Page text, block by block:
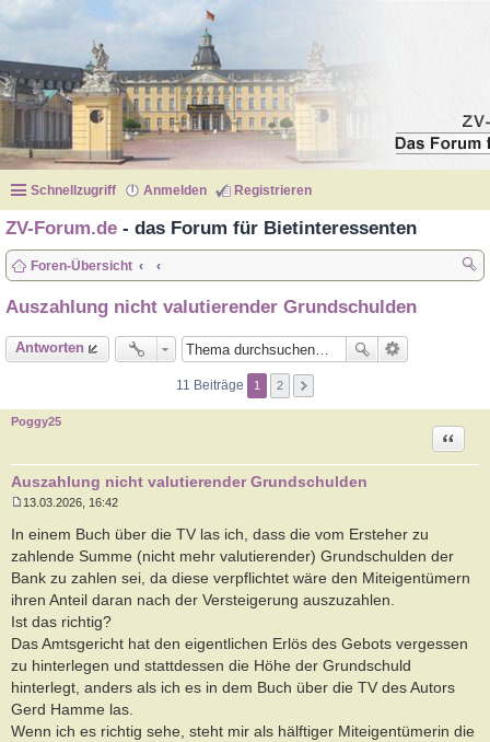
Schnellzugriff Anmelden Registrieren
ZV-Forum.de - das Forum für Bietinteressenten
Foren-Übersicht
Auszahlung nicht valutierender Grundschulden
Antworten
11 Beiträge 1 2
Poggy25
Auszahlung nicht valutierender Grundschulden
Zitat
t
a
g
13.03.2026, 16:42
In einem Buch über die TV las ich, dass die vom Ersteher zu
zahlende Summe (nicht mehr valutierender) Grundschulden der
Bank zu zahlen sei, da diese verpflichtet wäre den Miteigentümern
ihren Anteil daran nach der Versteigerung auszuzahlen.
Ist das richtig?
Das Amtsgericht hat den eigentlichen Erlös des Gebots vergessen
zu hinterlegen und stattdessen die Höhe der Grundschuld
hinterlegt, anders als ich es in dem Buch über die TV des Autors
Gerd Hamme las.
Wenn ich es richtig sehe, steht mir als hälftiger Miteigentümerin die